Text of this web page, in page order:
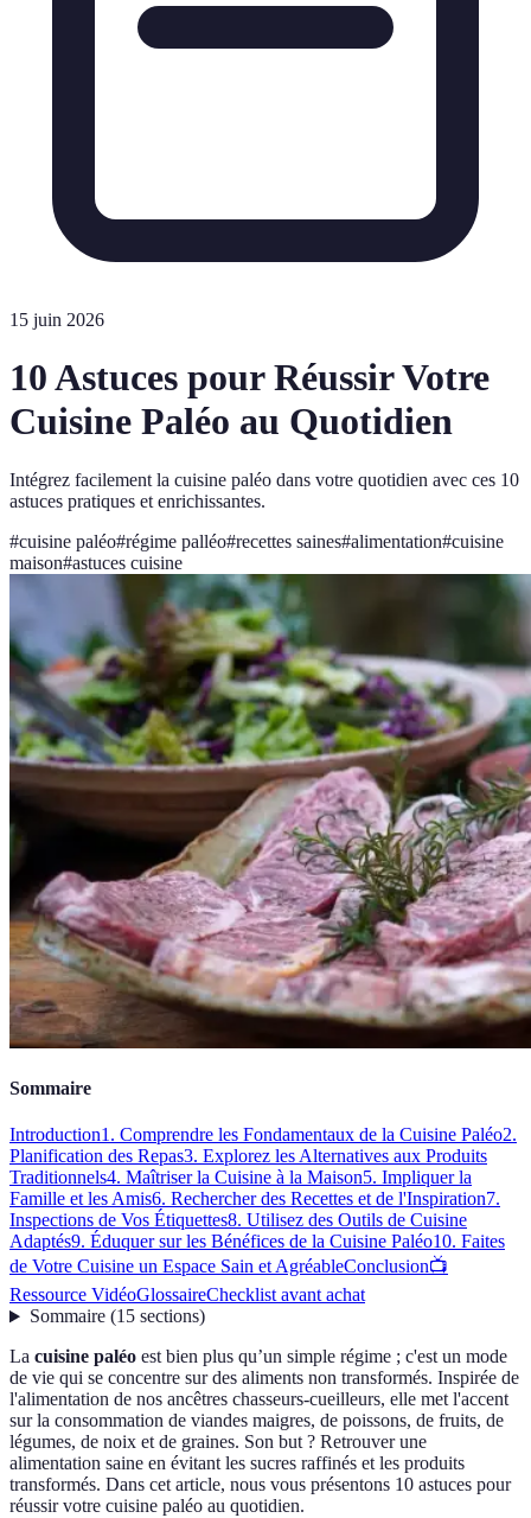
15 juin 2026
10 Astuces pour Réussir Votre
Cuisine Paléo au Quotidien
Intégrez facilement la cuisine paléo dans votre quotidien avec ces 10
astuces pratiques et enrichissantes.
#cuisine paléo#régime palléo#recettes saines#alimentation#cuisine
maison#astuces cuisine
Sommaire
Introduction1. Comprendre les Fondamentaux de la Cuisine Paléo2.
Planification des Repas3. Explorez les Alternatives aux Produits
Traditionnels4. Maîtriser la Cuisine à la Maison5. Impliquer la
Famille et les Amis6. Rechercher des Recettes et de l'Inspiration7.
Inspections de Vos Étiquettes8. Utilisez des Outils de Cuisine
Adaptés9. Éduquer sur les Bénéfices de la Cuisine Paléo10. Faites
de Votre Cuisine un Espace Sain et AgréableConclusion📺
Ressource VidéoGlossaireChecklist avant achat
Sommaire(15 sections)
La cuisine paléo est bien plus qu’un simple régime ; c'est un mode
de vie qui se concentre sur des aliments non transformés. Inspirée de
l'alimentation de nos ancêtres chasseurs-cueilleurs, elle met l'accent
sur la consommation de viandes maigres, de poissons, de fruits, de
légumes, de noix et de graines. Son but ? Retrouver une
alimentation saine en évitant les sucres raffinés et les produits
transformés. Dans cet article, nous vous présentons 10 astuces pour
réussir votre cuisine paléo au quotidien.